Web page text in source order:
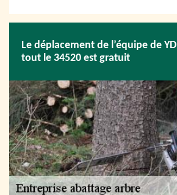
Le déplacement de l’équipe de
tout le 34520 est gratuit